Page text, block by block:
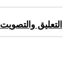
التعليق